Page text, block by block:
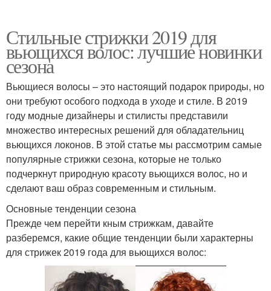
Стильные стрижки 2019 для
вьющихся волос: лучшие новинки
сезона
Вьющиеся волосы – это настоящий подарок природы, но
они требуют особого подхода в уходе и стиле. В 2019
году модные дизайнеры и стилисты представили
множество интересных решений для обладательниц
вьющихся локонов. В этой статье мы рассмотрим самые
популярные стрижки сезона, которые не только
подчеркнут природную красоту вьющихся волос, но и
сделают ваш образ современным и стильным.
Основные тенденции сезона
Прежде чем перейти кным стрижкам, давайте
разберемся, какие общие тенденции были характерны
для стрижек 2019 года для вьющихся волос: